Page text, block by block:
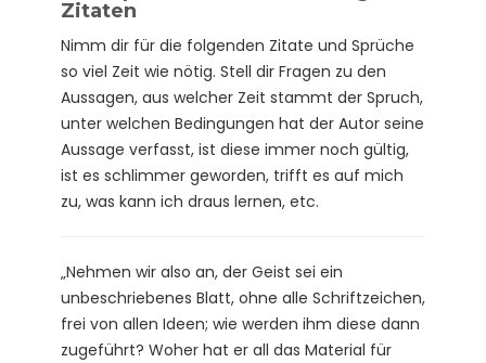
Zitaten
Nimm dir für die folgenden Zitate und Sprüche
so viel Zeit wie nötig. Stell dir Fragen zu den
Aussagen, aus welcher Zeit stammt der Spruch,
unter welchen Bedingungen hat der Autor seine
Aussage verfasst, ist diese immer noch gültig,
ist es schlimmer geworden, trifft es auf mich
zu, was kann ich draus lernen, etc.
„Nehmen wir also an, der Geist sei ein
unbeschriebenes Blatt, ohne alle Schriftzeichen,
frei von allen Ideen; wie werden ihm diese dann
zugeführt? Woher hat er all das Material für